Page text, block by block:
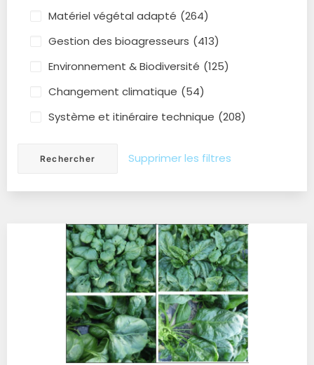
Matériel végétal adapté (264)
Gestion des bioagresseurs (413)
Environnement & Biodiversité (125)
Changement climatique (54)
Système et itinéraire technique (208)
Supprimer les filtres